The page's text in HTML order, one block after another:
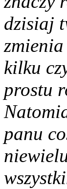
dzisiaj
kilku
prostu
panu